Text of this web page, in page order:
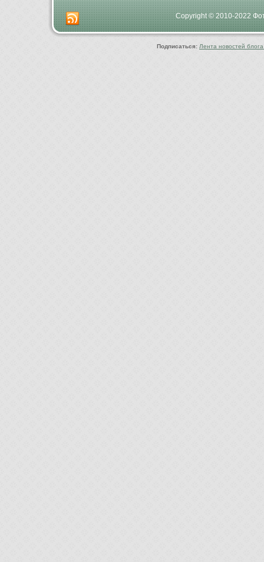
Copyright © 2010-2022
Подписаться: Лента новостей